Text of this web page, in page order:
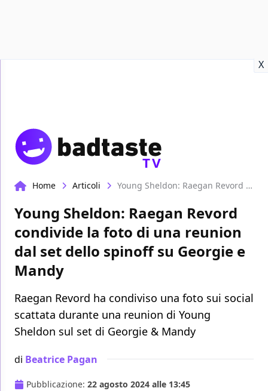
X
TV
Home Articoli Young Sheldon: Raegan Revord condivide la foto di una reunion dal set dello spinoff su Georgie e Mandy
Young Sheldon: Raegan Revord
condivide la foto di una reunion
dal set dello spinoff su Georgie e
Mandy
Raegan Revord ha condiviso una foto sui social
scattata durante una reunion di Young
Sheldon sul set di Georgie & Mandy
di Beatrice Pagan
Pubblicazione: 22 agosto 2024 alle 13:45